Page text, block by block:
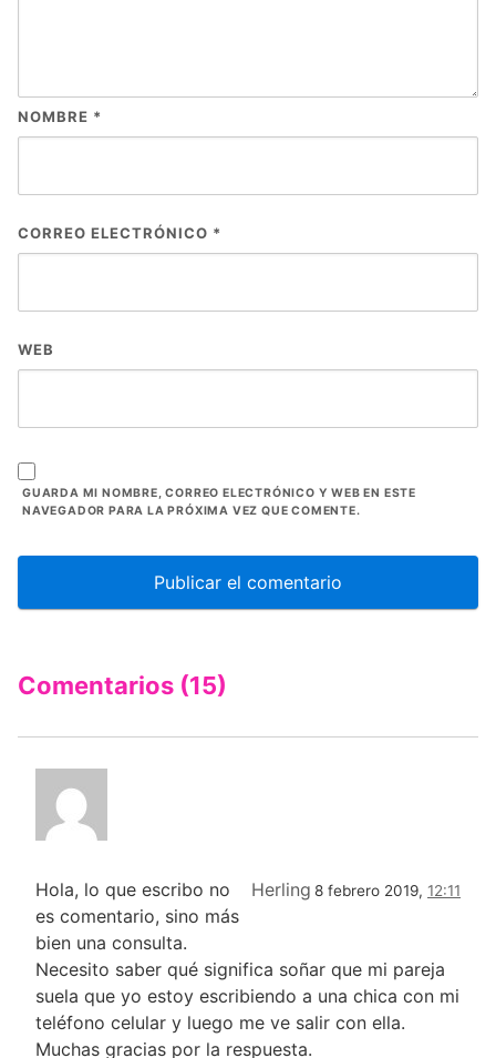
NOMBRE *
CORREO ELECTRÓNICO *
WEB
GUARDA MI NOMBRE, CORREO ELECTRÓNICO Y WEB EN ESTE
NAVEGADOR PARA LA PRÓXIMA VEZ QUE COMENTE.
Comentarios (15)
Herling 8 febrero 2019, 12:11
Hola, lo que escribo no
es comentario, sino más
bien una consulta.
Necesito saber qué significa soñar que mi pareja
suela que yo estoy escribiendo a una chica con mi
teléfono celular y luego me ve salir con ella.
Muchas gracias por la respuesta.